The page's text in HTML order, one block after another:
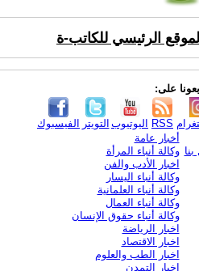
الموقع الرئيسي للكاتب-ة
على:
الفيسبوك التويتر اليوتيوب RSS
أخبار عامة
وكالة أنباء المرأة
اخبار الأدب والفن
وكالة أنباء اليسار
وكالة أنباء العلمانية
وكالة أنباء العمال
وكالة أنباء حقوق الإنسان
اخبار الرياضة
اخبار الاقتصاد
اخبار الطب والعلوم
اخبار التمدن